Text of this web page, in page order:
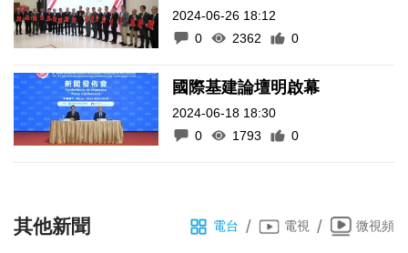
2024-06-26 18:12
0
2362 0
國際基建論壇明啟幕
2024-06-18 18:30
0
1793 0
其他新聞 電台 / 電視 / 微視頻